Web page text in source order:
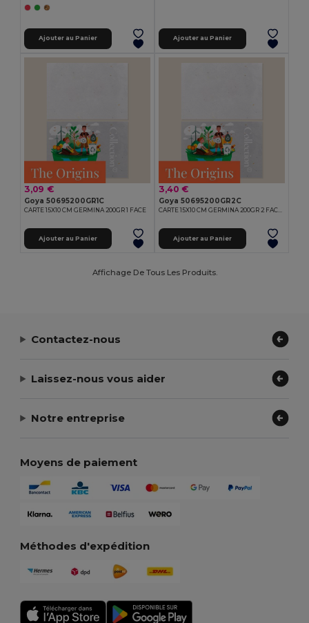
Ajouter au Panier Ajouter au Panier
3,09 €
Goya 50695200GR1C
CARTE 15X10 CM GERMINA 200GR 1 FACE
Ajouter au Panier
3,40 €
Goya 50695200GR2C
CARTE 15X10 CM GERMINA 200GR 2 FACES
Ajouter au Panier
Affichage De Tous Les Produits.
Contactez-nous
Laissez-nous vous aider
Notre entreprise
Moyens de paiement
Méthodes d'expédition